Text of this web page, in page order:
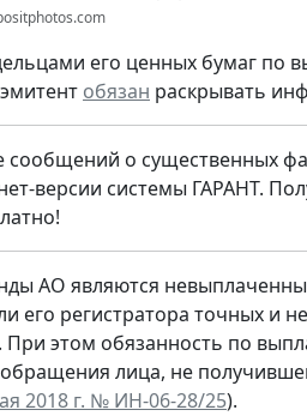
его ценных бумаг по
обязан раскрывать
о существенных
версии системы ГАРАНТ.
АО являются
его регистратора точных и
этом обязанность по
лица, не
2018 г. № ИН-06-28/25).